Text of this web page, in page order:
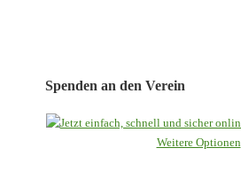
Spenden an den Verein
Weitere Optionen